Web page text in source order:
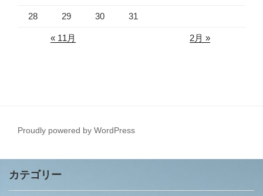
28 29 30 31
« 11月 2月 »
Proudly powered by WordPress
カテゴリー